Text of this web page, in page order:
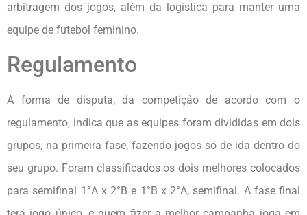
arbitragem dos jogos, além da logística para manter uma
equipe de futebol feminino.
Regulamento
A forma de disputa, da competição de acordo com o
regulamento, indica que as equipes foram divididas em dois
grupos, na primeira fase, fazendo jogos só de ida dentro do
seu grupo. Foram classificados os dois melhores colocados
para semifinal 1°A x 2°B e 1°B x 2°A, semifinal. A fase final